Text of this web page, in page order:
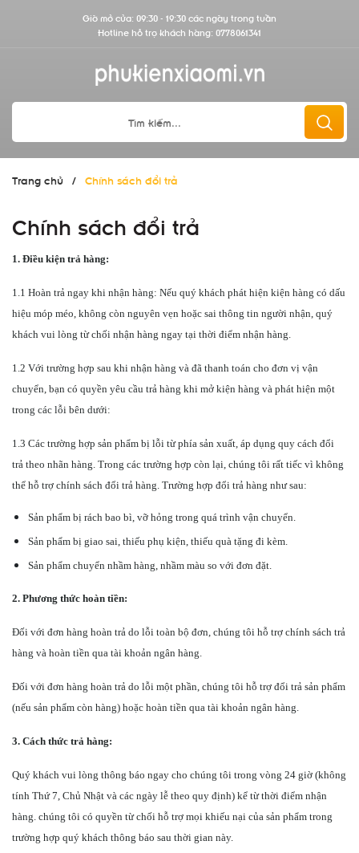
Giờ mở cửa: 09:30 - 19:30 các ngày trong tuần
Hotline hỗ trợ khách hàng: 0778061341
Trang chủ / Chính sách đổi trả
Chính sách đổi trả
1. Điều kiện trả hàng:
1.1 Hoàn trả ngay khi nhận hàng: Nếu quý khách phát hiện kiện hàng có dấu
hiệu móp méo, không còn nguyên vẹn hoặc sai thông tin người nhận, quý
khách vui lòng từ chối nhận hàng ngay tại thời điểm nhận hàng.
1.2 Với trường hợp sau khi nhận hàng và đã thanh toán cho đơn vị vận
chuyển, bạn có quyền yêu cầu trả hàng khi mở kiện hàng và phát hiện một
trong các lỗi bên dưới:
1.3 Các trường hợp sản phẩm bị lỗi từ phía sản xuất, áp dụng quy cách đổi
trả theo nhãn hàng. Trong các trường hợp còn lại, chúng tôi rất tiếc vì không
thể hỗ trợ chính sách đổi trả hàng. Trường hợp đổi trả hàng như sau:
Sản phẩm bị rách bao bì, vỡ hỏng trong quá trình vận chuyển.
Sản phẩm bị giao sai, thiếu phụ kiện, thiếu quà tặng đi kèm.
Sản phẩm chuyển nhầm hàng, nhầm màu so với đơn đặt.
2. Phương thức hoàn tiền:
Đối với đơn hàng hoàn trả do lỗi toàn bộ đơn, chúng tôi hỗ trợ chính sách trả
hàng và hoàn tiền qua tài khoản ngân hàng.
Đối với đơn hàng hoàn trả do lỗi một phần, chúng tôi hỗ trợ đổi trả sản phẩm
(nếu sản phẩm còn hàng) hoặc hoàn tiền qua tài khoản ngân hàng.
3. Cách thức trả hàng:
Quý khách vui lòng thông báo ngay cho chúng tôi trong vòng 24 giờ (không
tính Thứ 7, Chủ Nhật và các ngày lễ theo quy định) kể từ thời điểm nhận
hàng. chúng tôi có quyền từ chối hỗ trợ mọi khiếu nại của sản phẩm trong
trường hợp quý khách thông báo sau thời gian này.